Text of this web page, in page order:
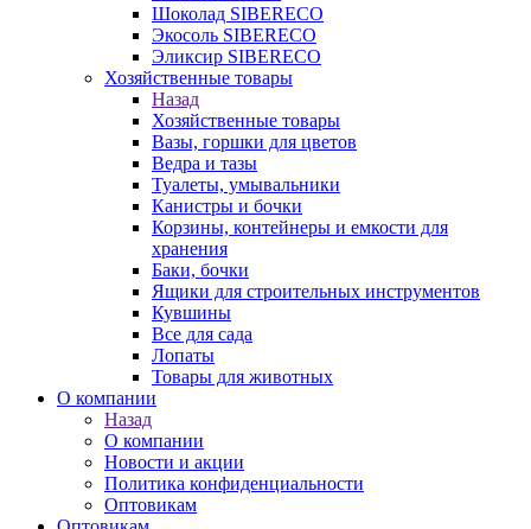
Шоколад SIBERECO
Экосоль SIBERECO
Эликсир SIBERECO
Хозяйственные товары
Назад
Хозяйственные товары
Вазы, горшки для цветов
Ведра и тазы
Туалеты, умывальники
Канистры и бочки
Корзины, контейнеры и емкости для
хранения
Баки, бочки
Ящики для строительных инструментов
Кувшины
Все для сада
Лопаты
Товары для животных
О компании
Назад
О компании
Новости и акции
Политика конфиденциальности
Оптовикам